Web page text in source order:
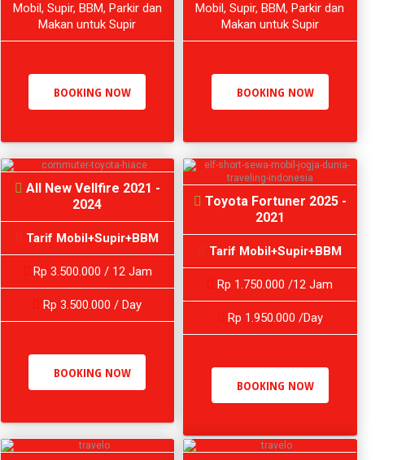
Mobil, Supir, BBM, Parkir dan
Makan untuk Supir
BOOKING NOW
Mobil, Supir, BBM, Parkir dan
Makan untuk Supir
BOOKING NOW
All New Vellfire 2021 -
2024
Tarif Mobil+Supir+BBM
Rp 3.500.000 / 12 Jam
Rp 3.500.000 / Day
BOOKING NOW
Toyota Fortuner 2025 -
2021
Tarif Mobil+Supir+BBM
Rp 1.750.000 /12 Jam
Rp 1.950.000 /Day
BOOKING NOW